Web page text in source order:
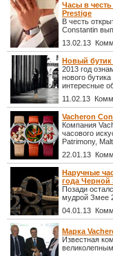
Часы в
Prestige
В честь
Constantin
13.02.13
Новый бутик
2013 год
нового
интересные
11.02.13
Vacheron
Компания
часового
Patrimony,
22.01.13
Наручные
года Черной
Позади
мудрой Змее
04.01.13
Марка
Известная